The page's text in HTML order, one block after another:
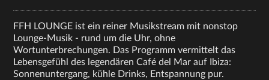
FFH LOUNGE ist ein reiner Musikstream mit nonstop
Lounge-Musik - rund um die Uhr, ohne
Wortunterbrechungen. Das Programm vermittelt das
Lebensgefühl des legendären Café del Mar auf Ibiza:
Sonnenuntergang, kühle Drinks, Entspannung pur.